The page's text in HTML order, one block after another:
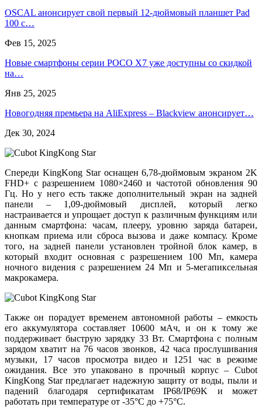
OSCAL анонсирует свой первый 12-дюймовый планшет Pad
100 с…
Фев 15, 2025
Новые смартфоны серии POCO X7 уже доступны со скидкой
на…
Янв 25, 2025
Новогодняя премьера на AliExpress – Blackview анонсирует…
Дек 30, 2024
Спереди KingKong Star оснащен 6,78-дюймовым экраном 2K
FHD+ с разрешением 1080×2460 и частотой обновления 90
Гц. Но у него есть также дополнительный экран на задней
панели – 1,09-дюймовый дисплей, который легко
настраивается и упрощает доступ к различным функциям или
данным смартфона: часам, плееру, уровню заряда батареи,
кнопкам приема или сброса вызова и даже компасу. Кроме
того, на задней панели установлен тройной блок камер, в
который входит основная с разрешением 100 Мп, камера
ночного видения с разрешением 24 Мп и 5-мегапиксельная
макрокамера.
Также он порадует временем автономной работы – емкость
его аккумулятора составляет 10600 мАч, и он к тому же
поддерживает быструю зарядку 33 Вт. Смартфона с полным
зарядом хватит на 76 часов звонков, 42 часа прослушивания
музыки, 17 часов просмотра видео и 1251 час в режиме
ожидания. Все это упаковано в прочный корпус – Cubot
KingKong Star предлагает надежную защиту от воды, пыли и
падений благодаря сертификатам IP68/IP69K и может
работать при температуре от -35°C до +75°C.